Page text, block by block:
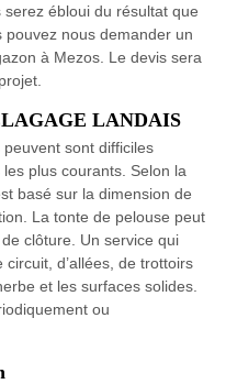
ébloui du résultat que
pouvez nous demander un
à Mezos. Le devis sera
LANDAIS
sont difficiles
plus courants. Selon la
basé sur la dimension de
La tonte de pelouse peut
clôture. Un service qui
d’allées, de trottoirs
et les surfaces solides.
ou